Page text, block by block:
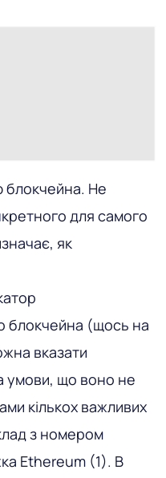
блокчейна. Не
для самого
як
блокчейна (щось на
вказати
умови, що воно не
кількох важливих
з номером
Ethereum (1). В